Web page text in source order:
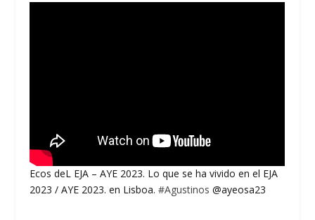
Ecos deL EJA – AYE 2023. Lo que se ha vivido en el EJA
2023 / AYE 2023. en Lisboa.#Agustinos @ayeosa23